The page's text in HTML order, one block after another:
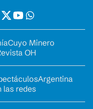
Cuyo Minero
OH
Argentina
las redes